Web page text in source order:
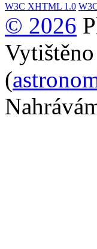
W3C XHTML 1.0
© 2026
(